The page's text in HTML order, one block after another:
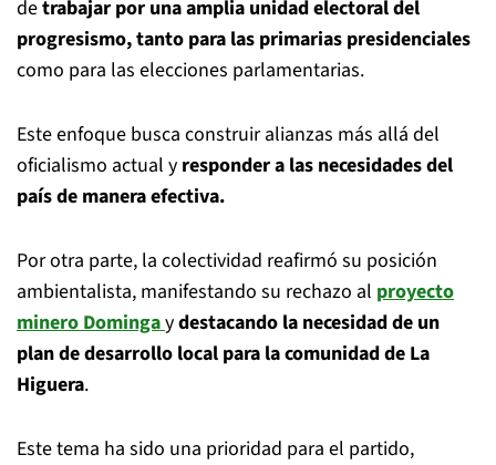
detrabajar por una amplia unidad electoral del
progresismo, tanto para las primarias presidenciales
como para las elecciones parlamentarias.
Este enfoque busca construir alianzas más allá del
oficialismo actual y responder a las necesidades del
país de manera efectiva.
Por otra parte, la colectividad reafirmó su posición
ambientalista, manifestando su rechazo al proyecto
minero Domingaydestacando la necesidad de un
plan de desarrollo local para la comunidad de La
Higuera.
Este tema ha sido una prioridad para el partido,